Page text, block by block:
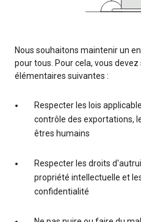
Nous souhaitons maintenir un
pour tous. Pour cela, vous
élémentaires suivantes :
Respecter les lois
contrôle des exportations,
êtres humains
Respecter les droits
propriété intellectuelle et
confidentialité